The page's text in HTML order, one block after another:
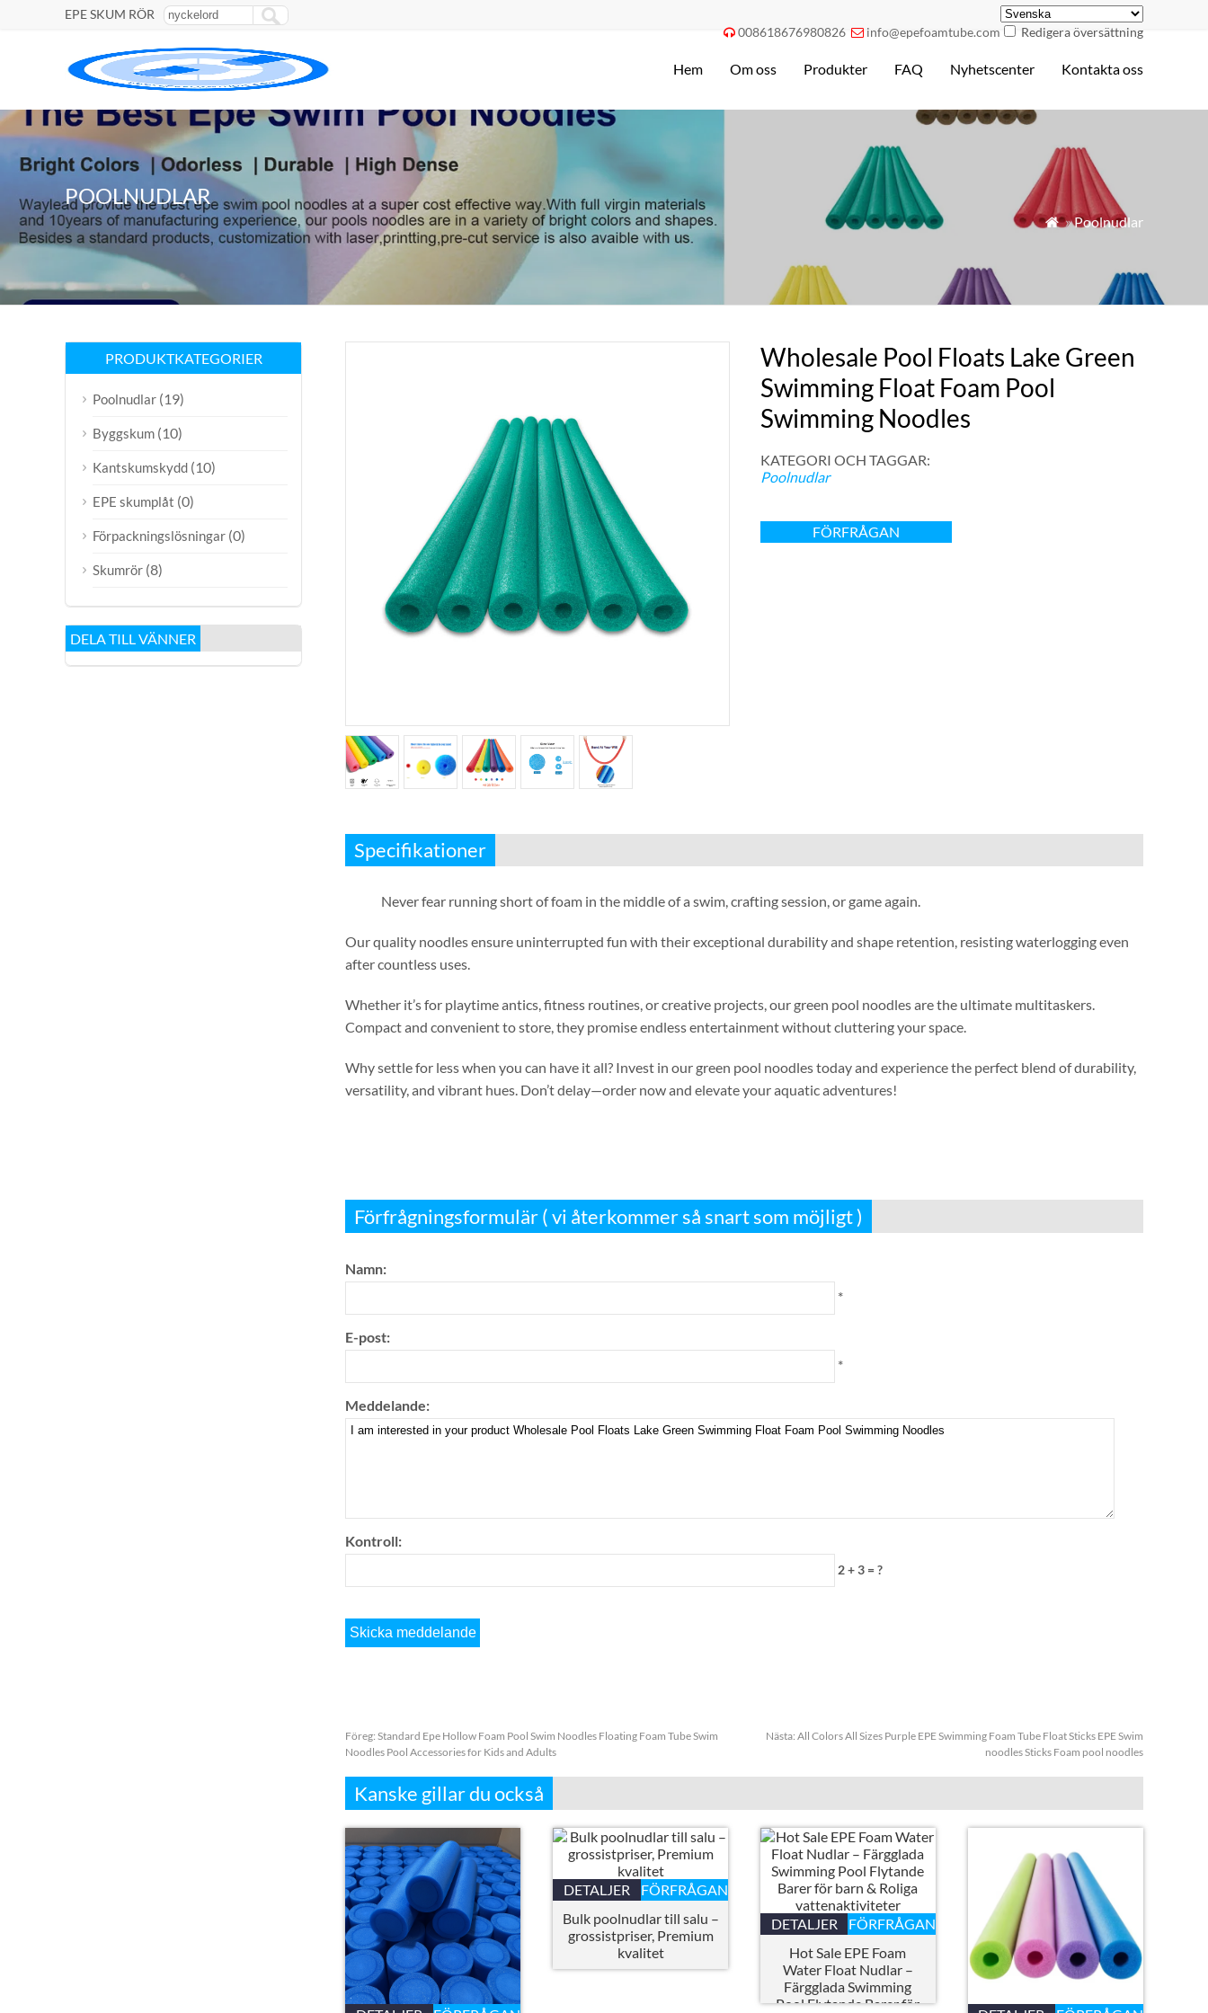
EPE SKUM RÖR
 008618676980826  info@epefoamtube.com Redigera översättning
Hem Om oss Produkter FAQ Nyhetscenter Kontakta oss
POOLNUDLAR
 »Poolnudlar
Wholesale Pool Floats Lake Green
Swimming Float Foam Pool
Swimming Noodles
KATEGORI OCH TAGGAR:
Poolnudlar
FÖRFRÅGAN
Specifikationer
Never fear running short of foam in the middle of a swim,crafting session,or game again.
Our quality noodles ensure uninterrupted fun with their exceptional durability and shape retention, resisting waterlogging even
after countless uses.
Whether it’s for playtime antics,fitness routines,or creative projects,our green pool noodles are the ultimate multitaskers.
Compact and convenient to store,they promise endless entertainment without cluttering your space.
Why settle for less when you can have it all? Invest in our green pool noodles today and experience the perfect blend of durability,
versatility,and vibrant hues. Don’t delay—order now and elevate your aquatic adventures!
Förfrågningsformulär ( vi återkommer så snart som möjligt )
Namn:
*
E-post:
*
Meddelande:
Kontroll:
2 + 3 = ?
Föreg: Standard Epe Hollow Foam Pool Swim Noodles Floating Foam Tube Swim
Noodles Pool Accessories for Kids and Adults
Nästa: All Colors All Sizes Purple EPE Swimming Foam Tube Float Sticks EPE Swim
noodles Sticks Foam pool noodles
Kanske gillar du också
DETALJER
FÖRFRÅGAN
Bulk poolnudlar till salu –
grossistpriser, Premium
kvalitet
DETALJER
FÖRFRÅGAN
Hot Sale EPE Foam
Water Float Nudlar –
Färgglada Swimming
Pool Flytande Barer för
PRODUKTKATEGORIER
Poolnudlar (19)
Byggskum (10)
Kantskumskydd (10)
EPE skumplåt (0)
Förpackningslösningar (0)
Skumrör (8)
DELA TILL VÄNNER